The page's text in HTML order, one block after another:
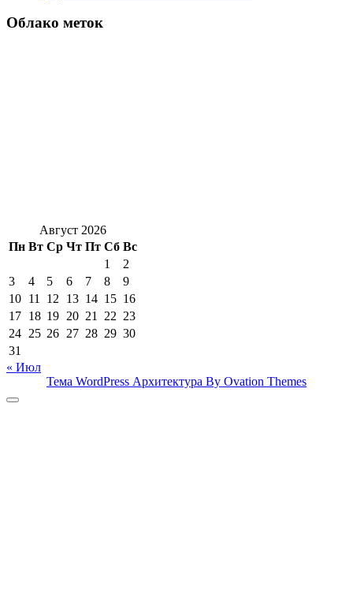
Облако меток
Август 2026
Пн Вт Ср Чт Пт Сб Вс
1
2
3
4 5 6 7 8
9
10 11 12 13 14 15 16
17 18 19 20 21 22 23
24 25 26 27 28 29 30
31
« Июл
Тема WordPress Архитектура By Ovation Themes